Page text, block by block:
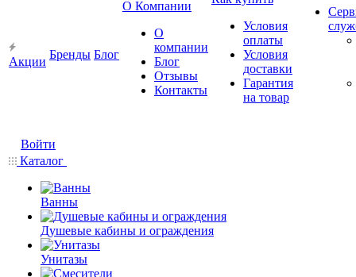
Акции
Бренды Блог
О Компании
О
компании
Блог
Отзывы
Контакты
Условия
оплаты
Условия
доставки
Гарантия
на товар
Войти
Каталог
Ванны
Душевые кабины и ограждения
Унитазы